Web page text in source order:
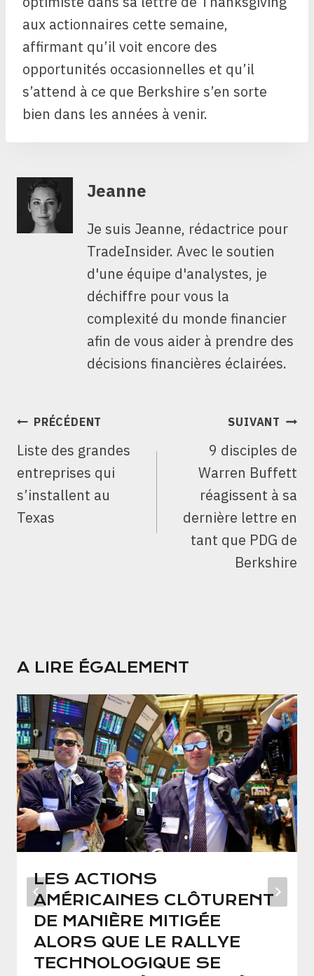
aux actionnaires cette semaine,
affirmant qu’il voit encore des
opportunités occasionnelles et qu’il
s’attend à ce que Berkshire s’en sorte
bien dans les années à venir.
Jeanne
Je suis Jeanne, rédactrice pour
TradeInsider. Avec le soutien
d'une équipe d'analystes, je
déchiffre pour vous la
complexité du monde financier
afin de vous aider à prendre des
décisions financières éclairées.
NAVIGATION
L’ARTICLE
PRÉCÉDENT
Liste des grandes
entreprises qui
s’installent au
Texas
SUIVANT
9 disciples de
Warren Buffett
réagissent à sa
dernière lettre en
tant que PDG de
Berkshire
A LIRE ÉGALEMENT
LES ACTIONS
AMÉRICAINES CLÔTURENT
DE MANIÈRE MITIGÉE
ALORS QUE LE RALLYE
TECHNOLOGIQUE SE